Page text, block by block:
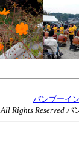
バンブーイ
All Rights Reserved バ